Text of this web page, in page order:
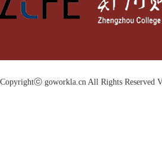
Copyrightⓒ goworkla.cn All Rights Reserved